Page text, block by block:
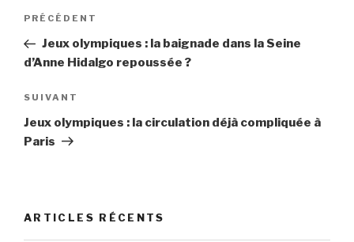
Navigation
l’article
Article
précédent
PRÉCÉDENT
Jeux olympiques : la baignade dans la Seine
d’Anne Hidalgo repoussée ?
Article
suivant
SUIVANT
Jeux olympiques : la circulation déjà compliquée à
Paris
ARTICLES RÉCENTS